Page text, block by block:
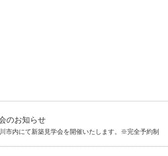
のお知らせ
市内にて新築見学会を開催いたします。※完全予約制